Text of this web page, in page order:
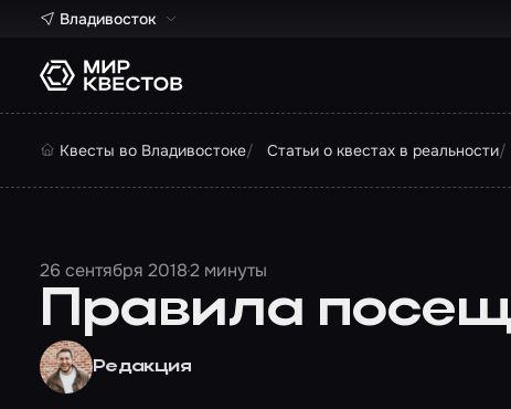
Владивосток
Квесты во Владивостоке Статьи о квестах в реальности
26 сентября 20182 минуты
Правила
Редакция